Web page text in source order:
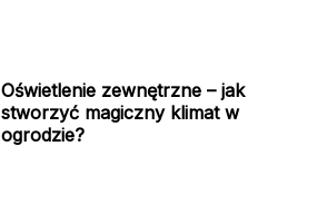
Oświetlenie zewnętrzne – jak
stworzyć magiczny klimat w
ogrodzie?